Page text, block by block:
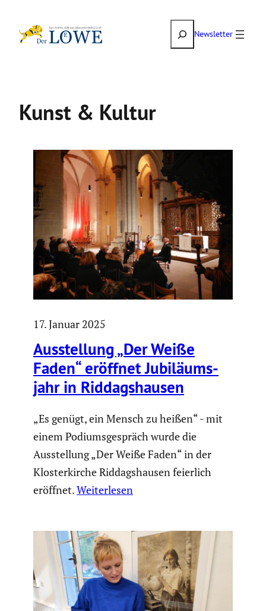
Inhalt
SuchenNewsletter
Kunst & Kultur
17. Januar 2025
Ausstel­lung „Der Weiße
Faden“ eröffnet Jubilä­ums­
jahr in Riddags­hausen
„Es genügt, ein Mensch zu heißen“ - mit
einem Podiumsgespräch wurde die
Ausstellung „Der Weiße Faden“ in der
Klosterkirche Riddagshausen feierlich
eröffnet.Weiterlesen